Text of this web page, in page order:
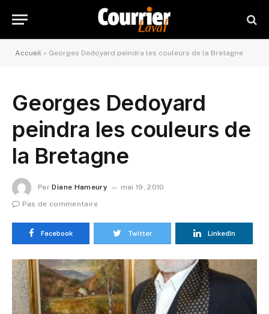
Accueil » Georges Dedoyard peindra les couleurs de la Bretagne
Georges Dedoyard
peindra les couleurs de
la Bretagne
Par Diane Hameury
mai 19, 2010
Pas de commentaire
Facebook Twitter LinkedIn